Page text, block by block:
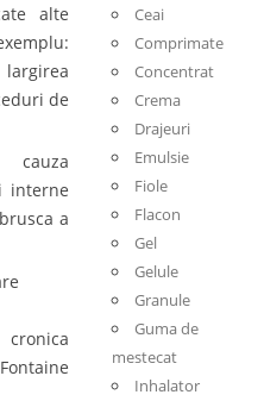
alte
de
cauza
interne
a
Ceai
Comprimate
Concentrat
Crema
Drajeuri
Emulsie
Fiole
Flacon
Gel
Gelule
Granule
Guma de
mestecat
Inhalator